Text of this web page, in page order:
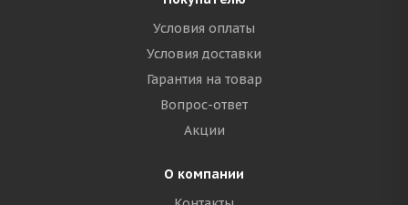
Условия оплаты
Условия доставки
Гарантия на товар
Вопрос-ответ
Акции
О компании